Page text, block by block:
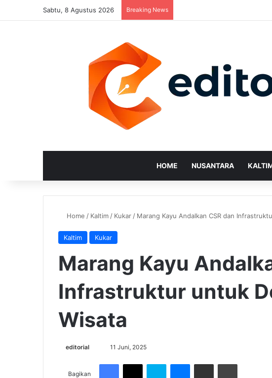
Sabtu, 8 Agustus 2026 Breaking News
HOME NUSANTARA
Home / Kaltim / Kukar / Marang Kayu Andalkan CSR dan
Kaltim Kukar
Marang Kayu
Infrastruktur untuk
Wisata
editorial
Send11 Juni, 2025
Bagikan
Facebook
X Skype Messenger
Share via Email Cetak